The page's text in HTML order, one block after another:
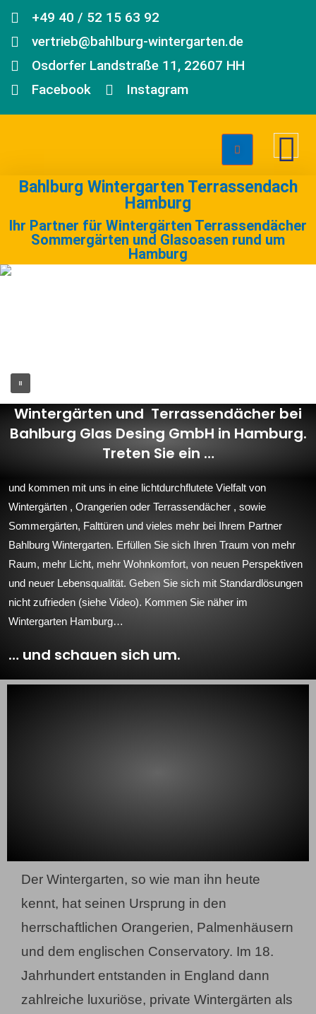
+49 40 / 52 15 63 92
vertrieb@bahlburg-wintergarten.de
Osdorfer Landstraße 11, 22607 HH
Facebook
Instagram
Bahlburg Wintergarten Terrassendach
Hamburg
Ihr Partner für Wintergärten Terrassendächer
Sommergärten und Glasoasen rund um
Hamburg
Wintergärten und Terrassendächer bei
Bahlburg Glas Desing GmbH in Hamburg.
Treten Sie ein …
und kommen mit uns in eine lichtdurchflutete Vielfalt von
Wintergärten , Orangerien oder Terrassendächer , sowie
Sommergärten, Falttüren und vieles mehr bei Ihrem Partner
Bahlburg Wintergarten. Erfüllen Sie sich Ihren Traum von mehr
Raum, mehr Licht, mehr Wohnkomfort, von neuen Perspektiven
und neuer Lebens­qualität. Geben Sie sich mit Standard­lösungen
nicht zufrieden (siehe Video). Kommen Sie näher im
Wintergarten Hamburg…
… und schauen sich um.
Der Wintergarten, so wie man ihn heute
kennt, hat seinen Ursprung in den
herrschaftlichen Orangerien, Palmenhäusern
und dem englischen Conservatory. Im 18.
Jahrhundert entstanden in England dann
zahlreiche luxuriöse, private Wintergärten als